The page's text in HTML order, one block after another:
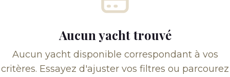
Aucun yacht trouvé
Aucun yacht disponible correspondant à vos
critères. Essayez d'ajuster vos filtres ou parcourez